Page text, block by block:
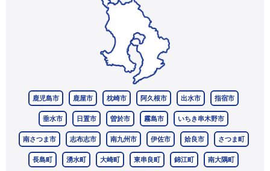
鹿児島市 鹿屋市 枕崎市 阿久根市 出水市 指宿市
垂水市 日置市 曽於市 霧島市 いちき串木野市
南さつま市 志布志市 南九州市 伊佐市 姶良市 さつま町
長島町 湧水町 大崎町 東串良町 錦江町 南大隅町